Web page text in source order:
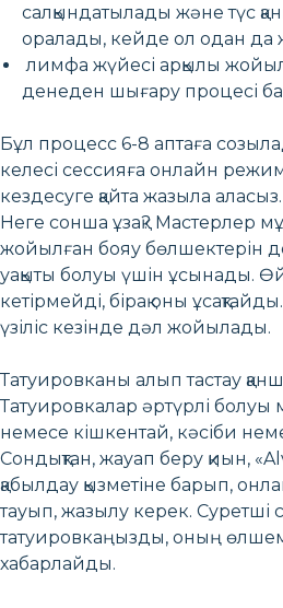
салқындатылады және түс
оралады, кейде ол одан да
лимфа жүйесі арқылы
денеден шығару процесі
Бұл процесс 6-8 аптаға
келесі сессияға онлайн
кездесуге қайта жазыла аласыз.
Неге сонша ұзақ? Мастерлер
жойылған бояу бөлшектерін
уақыты болуы үшін ұсынады.
кетірмейді, бірақ оны
үзіліс кезінде дәл жойылады.
Татуировканы алып тастау
Татуировкалар әртүрлі болуы
немесе кішкентай, кәсіби
Сондықтан, жауап беру қиын,
қабылдау қызметіне барып,
тауып, жазылу керек. Суретші
татуировкаңызды, оның
хабарлайды.